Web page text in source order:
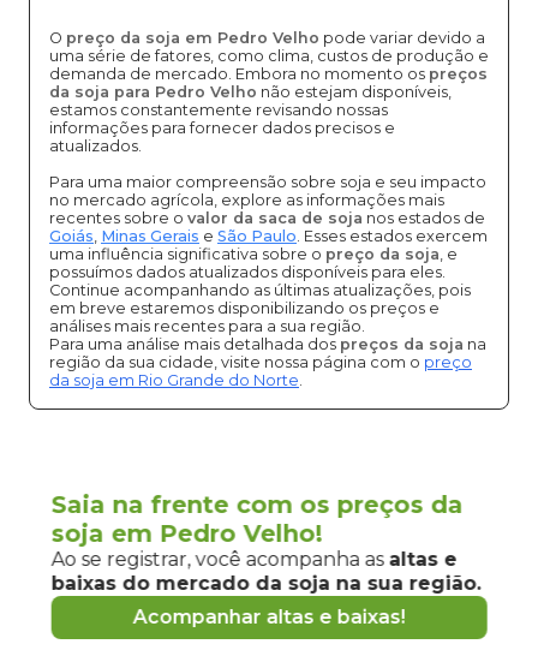
O preço da soja em Pedro Velho pode variar devido a
uma série de fatores, como clima, custos de produção e
demanda de mercado. Embora no momento os preços
da soja para Pedro Velho não estejam disponíveis,
estamos constantemente revisando nossas
informações para fornecer dados precisos e
atualizados.
Para uma maior compreensão sobre soja e seu impacto
no mercado agrícola, explore as informações mais
recentes sobre o valor da saca de soja nos estados de
Goiás, Minas Gerais e São Paulo. Esses estados exercem
uma influência significativa sobre o preço da soja, e
possuímos dados atualizados disponíveis para eles.
Continue acompanhando as últimas atualizações, pois
em breve estaremos disponibilizando os preços e
análises mais recentes para a sua região.
Para uma análise mais detalhada dos preços da soja na
região da sua cidade, visite nossa página com o preço
da soja em Rio Grande do Norte.
Pedro Velho
pelaGrão Direto
Conecte-se agora com produtores e
compradores de sojadePedro Velho
Saia na frente com os preços da
soja em Pedro Velho!
Ao se registrar, você acompanha as altas e
baixas do mercado da soja na sua região.
Acompanhar altas e baixas!